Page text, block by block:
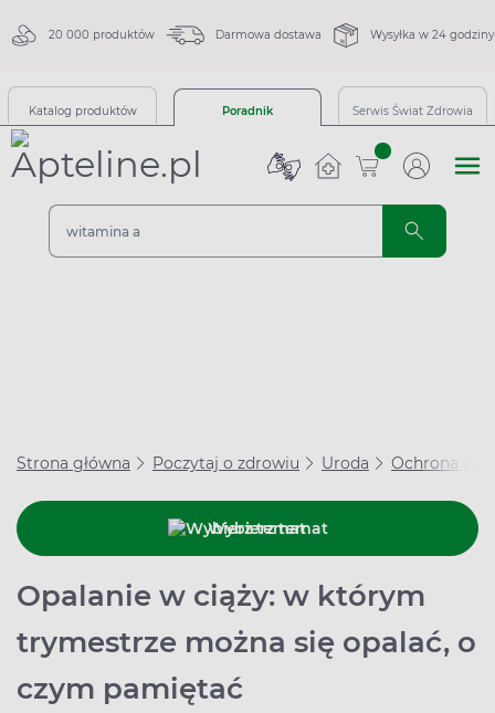
20 000 produktów Darmowa dostawa Wysyłka w 24 godziny
Katalog produktów Poradnik Serwis Świat Zdrowia
sztuk
Strona główna Poczytaj o zdrowiu Uroda Ochrona
Wybierz temat
Opalanie w ciąży: w którym
trymestrze można się opalać, o
czym pamiętać